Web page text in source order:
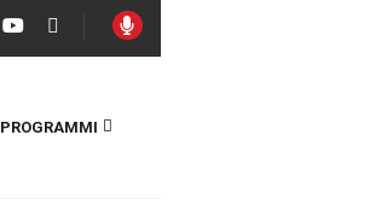
PROGRAMMI